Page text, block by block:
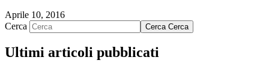
Aprile 10, 2016
Cerca
Cerca Cerca
Ultimi articoli pubblicati